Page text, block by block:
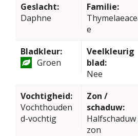
Geslacht:
Daphne
Familie:
e
Bladkleur:
Groen
Veelkleurig
blad:
Nee
Vochtigheid:
Vochthouden
d-vochtig
Zon /
schaduw:
zon